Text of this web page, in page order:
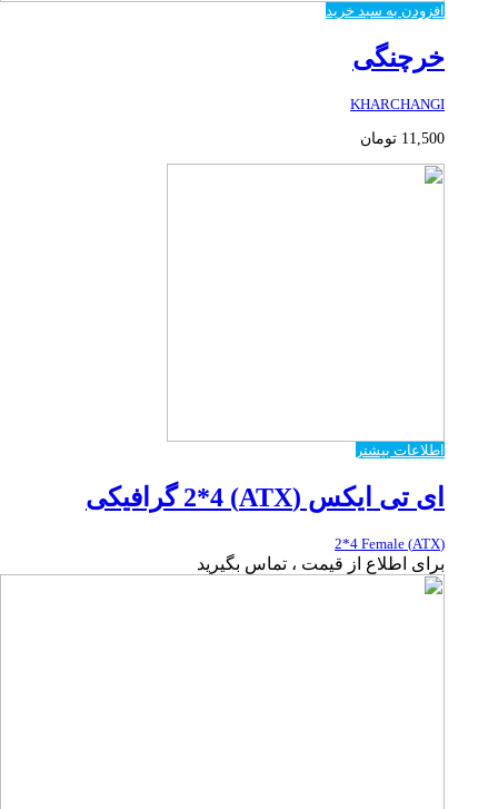
افزودن به سبد خرید
خرچنگی
KHARCHANGI
11,500 تومان
اطلاعات بیشتر
ای تی ایکس (ATX) 2*4 گرافیکی
(ATX) 2*4 Female
برای اطلاع از قیمت ، تماس بگیرید